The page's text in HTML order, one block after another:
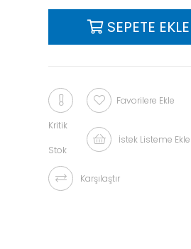
Kritik
Stok
Favorilere Ekle
İstek Listeme Ekle
Karşılaştır